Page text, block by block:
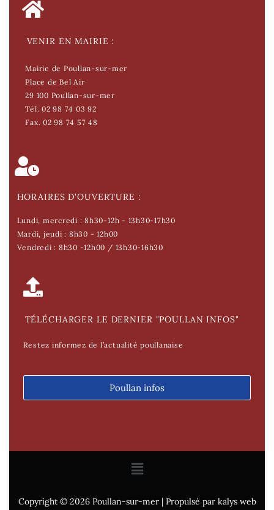
VENIR EN MAIRIE :
Mairie de Poullan-sur-mer
Place de Bel Air
29 100 Poullan-sur-mer
Tél. 02 98 74 03 92
Fax. 02 98 74 57 48
HORAIRES D'OUVERTURE :
Lundi, mercredi : 8h30-12h - 13h30-17h30
Mardi, jeudi : 8h30 - 12h00
Vendredi : 8h30 -12h00 / 13h30-16h30
TÉLÉCHARGER LE DERNIER "POULLAN INFOS"
Restez informez de l’actualité poullanaise
Poullan infos
Copyright © 2026 Poullan-sur-mer | Propulsé par kalys web